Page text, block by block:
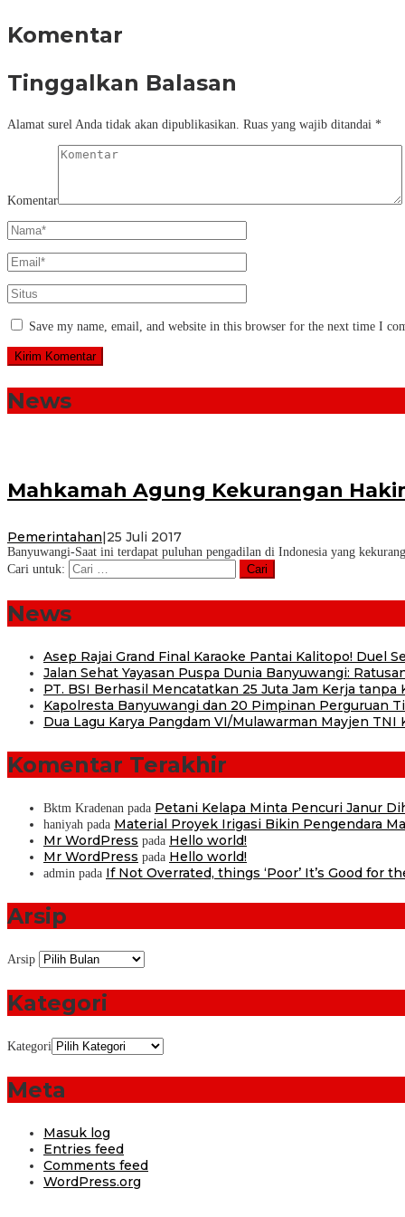
Komentar
Tinggalkan Balasan
Alamat surel Anda tidak akan dipublikasikan. Ruas yang wajib ditandai *
Komentar
Save my name, email, and website in this browser for the next time I
News
Mahkamah Agung Kekurangan
Pemerintahan 25 Juli 2017
Banyuwangi-Saat ini terdapat puluhan pengadilan di Indonesia yang
Cari untuk:
News
Asep Rajai Grand Final Karaoke Pantai Kalitopo! Duel
Jalan Sehat Yayasan Puspa Dunia Banyuwangi:
PT. BSI Berhasil Mencatatkan 25 Juta Jam Kerja
Kapolresta Banyuwangi dan 20 Pimpinan Perguruan
Dua Lagu Karya Pangdam VI/Mulawarman Mayjen
Komentar Terakhir
Bktm Kradenan pada Petani Kelapa Minta Pencuri Janur
haniyah pada Material Proyek Irigasi Bikin Pengendara
Mr WordPress pada Hello world!
Mr WordPress pada Hello world!
admin pada If Not Overrated, things ‘Poor’ It’s Good for
Arsip
Arsip
Kategori
Kategori
Meta
Masuk log
Entries feed
Comments feed
WordPress.org